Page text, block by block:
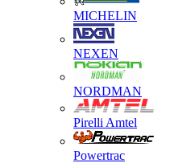
MICHELIN
NEXEN
NORDMAN
Pirelli Amtel
Powertrac